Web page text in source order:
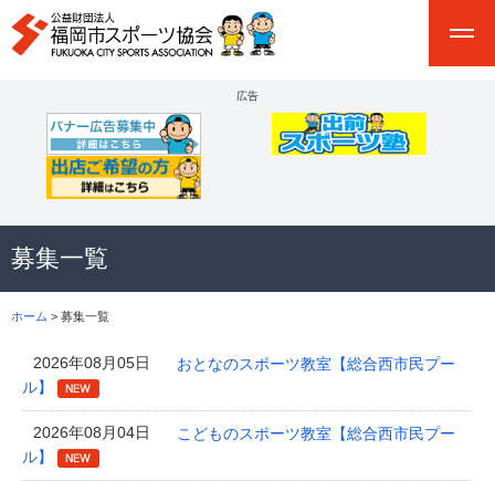
広告
募集一覧
ホーム > 募集一覧
2026年08月05日
おとなのスポーツ教室【総合西市民プー
ル】
2026年08月04日
こどものスポーツ教室【総合西市民プー
ル】